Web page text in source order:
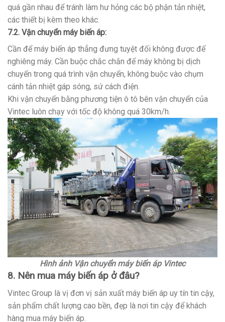
quá gần nhau để tránh làm hư hỏng các bộ phận tản nhiệt,
các thiết bị kèm theo khác.
7.2. Vận chuyển máy biến áp:
Cần để máy biến áp thẳng đưng tuyệt đối không được để
nghiêng máy. Cần buộc chắc chắn để máy không bị dịch
chuyển trong quá trình vận chuyển, không buộc vào chụm
cánh tản nhiệt gáp sóng, sứ cách điện.
Khi vận chuyển bằng phương tiện ô tô bên vận chuyển của
Vintec luôn chạy với tốc độ không quá 30km/h.
Hình ảnh Vận chuyển máy biến áp Vintec
8. Nên mua máy biến áp ở đâu?
Vintec Group là vị đơn vị sản xuất máy biến áp uy tín tin cậy,
sản phẩm chất lượng cao bền, đẹp là nơi tin cậy để khách
hàng mua máy biến áp.